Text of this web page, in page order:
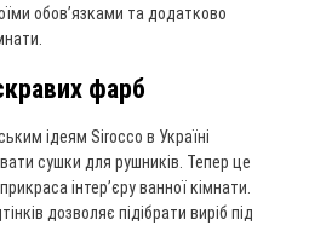
обов’язками та додатково
фарб
ідеям Sirocco в Україні
сушки для рушників. Тепер це
інтер’єру ванної кімнати.
дозволяє підібрати виріб під